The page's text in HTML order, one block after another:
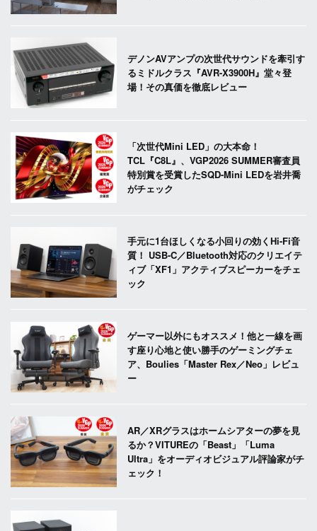
デノンAVアンプの次世代サウンドを牽引す
るミドルクラス『AVR-X3900H』堂々登
場！その真価を徹底レビュー
「次世代Mini LED」の大本命！
TCL『C8L』、VGP2026 SUMMER審査員
特別賞を受賞したSQD-Mini LEDを岩井喬
がチェック
手元に1台ほしくなる小回りの効くHi-Fi音
質！ USB-C／Bluetooth対応のクリエイテ
ィブ「XF1」アクティブスピーカーをチェ
ック
ゲーマー以外にもオススメ！他と一線を画
す座り心地と使い勝手のゲーミングチェ
ア、Boulies「Master Rex／Neo」レビュ
ー
AR／XRグラスはホームシアターの夢を見
るか？VITUREの「Beast」「Luma
Ultra」をオーディオビジュアル評論家がチ
ェック！